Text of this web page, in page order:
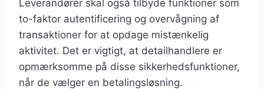
Leverandører skal også tilbyde funktioner som
to-faktor autentificering og overvågning af
transaktioner for at opdage mistænkelig
aktivitet. Det er vigtigt, at detailhandlere er
opmærksomme på disse sikkerhedsfunktioner,
når de vælger en betalingsløsning.